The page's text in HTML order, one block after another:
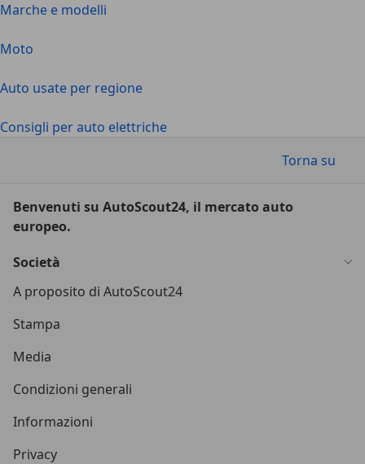
Marche e modelli
Moto
Auto usate per regione
Consigli per auto elettriche
Torna su
Benvenuti su AutoScout24, il mercato auto
europeo.
Società
A proposito di AutoScout24
Stampa
Media
Condizioni generali
Informazioni
Privacy